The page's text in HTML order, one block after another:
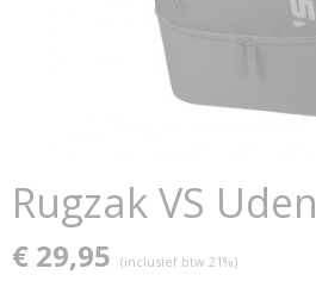
Rugzak VS Uden
€ 29,95 (inclusief btw 21%)